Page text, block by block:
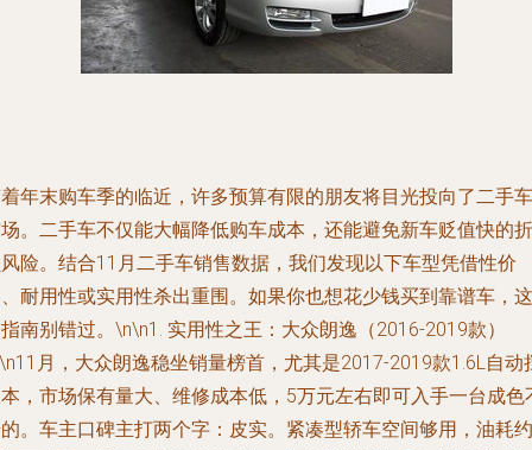
年末购车季的临近，许多预算有限的朋友将目光投向了二手车
。二手车不仅能大幅降低购车成本，还能避免新车贬值快的折
险。结合11月二手车销售数据，我们发现以下车型凭借性价
耐用性或实用性杀出重围。如果你也想花少钱买到靠谱车，这
南别错过。\n\n1. 实用性之王：大众朗逸（2016-2019款）
月，大众朗逸稳坐销量榜首，尤其是2017-2019款1.6L自动
，市场保有量大、维修成本低，5万元左右即可入手一台成色
。车主口碑主打两个字：皮实。紧凑型轿车空间够用，油耗